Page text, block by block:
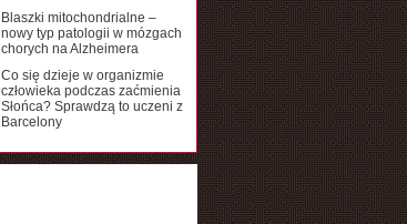
Blaszki mitochondrialne –
nowy typ patologii w mózgach
chorych na Alzheimera
Co się dzieje w organizmie
człowieka podczas zaćmienia
Słońca? Sprawdzą to uczeni z
Barcelony